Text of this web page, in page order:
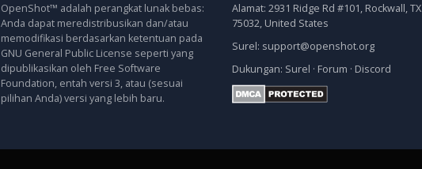
OpenShot™ adalah perangkat lunak bebas:
Anda dapat meredistribusikan dan/atau
memodifikasi berdasarkan ketentuan pada
GNU General Public License seperti yang
dipublikasikan oleh Free Software
Foundation, entah versi 3, atau (sesuai
pilihan Anda) versi yang lebih baru.
Alamat: 2931 Ridge Rd #101, Rockwall, TX
75032, United States
Surel: support@openshot.org
Dukungan: Surel · Forum · Discord